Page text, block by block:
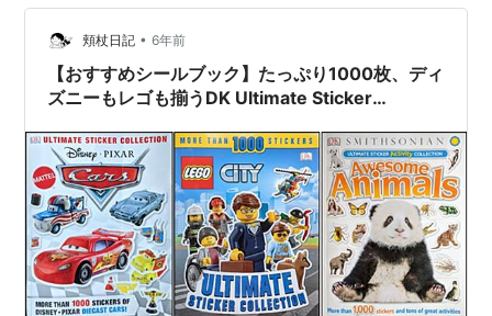
の思い出が素晴らしいからだ。 ・人間は他の文明と出…
頬杖日記 • 6年前
【おすすめシールブック】たっぷり1000枚、ディ
ズニーもレゴも揃うDK Ultimate Sticker